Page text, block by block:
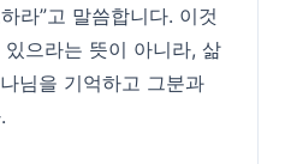
라”고 말씀합니다. 이것
으라는 뜻이 아니라, 삶
님을 기억하고 그분과